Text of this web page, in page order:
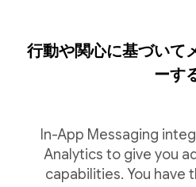
行動や関心に基づいて
ーす
In-App Messaging
Analytics to give you
capabilities. You have